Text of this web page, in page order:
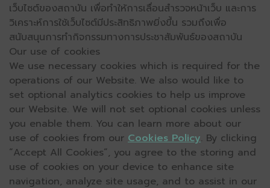
เว็บไซต์ของสถาบัน เพื่อทำให้การเลื่อนสำรวจหน้าเว็บ และการ
วิเคราะห์การใช้เว็บไซต์มีประสิทธิภาพยิ่งขึ้น รวมถึงเพื่อ
สนับสนุนการทำกิจกรรมทางการประชาสัมพันธ์ของสถาบัน
Our use of cookies
We use necessary cookies which is required for the
operations of our Website. We also would like to
set optional analytics cookies to help us improve
our Website. We will not set optional cookies unless
you enable them. You can learn more about our
use of cookies from our Cookies Policy. By clicking
“Accept All Cookies”, you agree to the storing and
use of cookies on your device to enhance site
navigation, analyze site usage, and to assist in our